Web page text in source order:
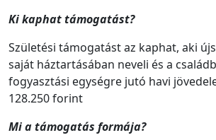
Ki kaphat támogatást?
Születési támogatást az kaphat, aki
saját háztartásában neveli és a
fogyasztási egységre jutó havi
128.250 forint
Mi a támogatás formája?